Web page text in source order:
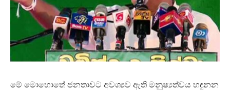
මේ මොහොතේ ජනතාවට අවශ්‍යව ඇති මනුෂ්‍යත්වය හඳුනන